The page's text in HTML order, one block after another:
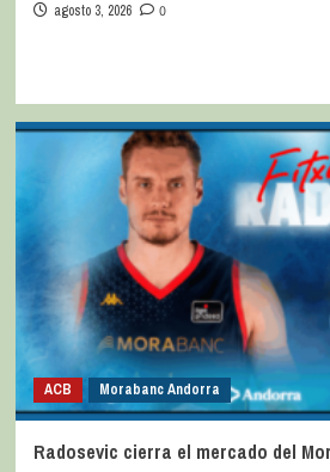
agosto 3, 2026 0
ACB Morabanc Andorra
Radosevic cierra el mercado del